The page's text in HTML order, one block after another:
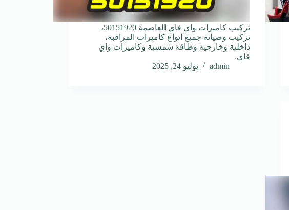
تركيب كاميرات واي فاي العاصمة 50151920،
تركيب وصيانة جميع أنواع كاميرات المراقبة،
داخلية وخارجية وطاقة شمسية وكاميرات واي
فاي.
admin
يوليو 24, 2025